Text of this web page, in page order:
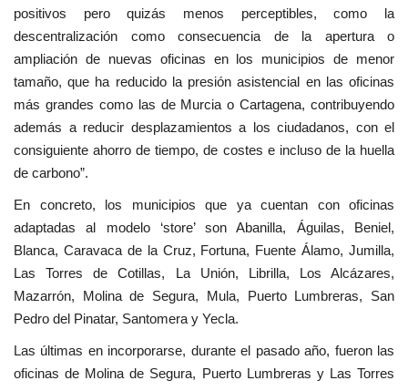
positivos pero quizás menos perceptibles, como la
descentralización como consecuencia de la apertura o
ampliación de nuevas oficinas en los municipios de menor
tamaño, que ha reducido la presión asistencial en las oficinas
más grandes como las de Murcia o Cartagena, contribuyendo
además a reducir desplazamientos a los ciudadanos, con el
consiguiente ahorro de tiempo, de costes e incluso de la huella
de carbono”.
En concreto, los municipios que ya cuentan con oficinas
adaptadas al modelo ‘store’ son Abanilla, Águilas, Beniel,
Blanca, Caravaca de la Cruz, Fortuna, Fuente Álamo, Jumilla,
Las Torres de Cotillas, La Unión, Librilla, Los Alcázares,
Mazarrón, Molina de Segura, Mula, Puerto Lumbreras, San
Pedro del Pinatar, Santomera y Yecla.
Las últimas en incorporarse, durante el pasado año, fueron las
oficinas de Molina de Segura, Puerto Lumbreras y Las Torres